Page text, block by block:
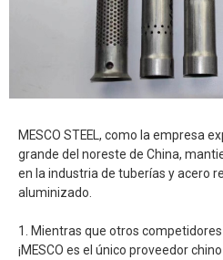
MESCO STEEL, como la empresa
grande del noreste de China,
en la industria de tuberías y acero
aluminizado.
1. Mientras que otros
¡MESCO es el único proveedor